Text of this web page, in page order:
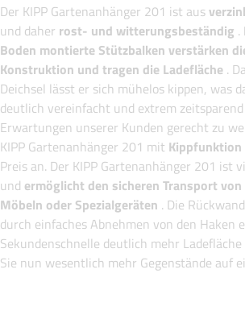
Der KIPP Gartenanhänger 201 ist aus
und daher rost- und witterungsbeständig .
Boden montierte Stützbalken verstärken
Konstruktion und tragen die Ladefläche .
Deichsel lässt er sich mühelos kippen, was
deutlich vereinfacht und extrem
Erwartungen unserer Kunden gerecht zu
KIPP Gartenanhänger 201 mit Kippfunktion
Preis an. Der KIPP Gartenanhänger 201 ist
und ermöglicht den sicheren Transport
Möbeln oder Spezialgeräten . Die
durch einfaches Abnehmen von den Haken
Sekundenschnelle deutlich mehr
Sie nun wesentlich mehr Gegenstände auf